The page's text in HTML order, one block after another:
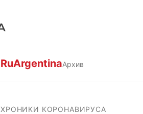
RuArgentinaАрхив
ХРОНИКИ КОРОНАВИРУСА